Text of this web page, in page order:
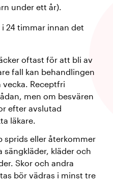
under ett år).
24 timmar innan det
oftast för att bli av
fall kan behandlingen
Receptfri
men om besvären
efter avslutad
läkare.
sprids eller återkommer
kläder och
Skor och andra
bör vädras i minst tre